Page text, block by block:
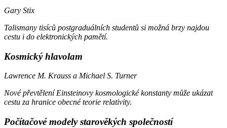
Gary Stix
Talismany tisíců postgraduálních studentů si možná brzy najdou
cestu i do elektronických pamětí.
Kosmický hlavolam
Lawrence M. Krauss a Michael S. Turner
Nové převtělení Einsteinovy kosmologické konstanty může ukázat
cestu za hranice obecné teorie relativity.
Počítačové modely starověkých společností